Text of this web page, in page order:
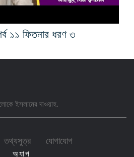
১১ ফিতনার ধরণ ৩
ইসলামের দাওয়াহ.
তথ্যসুত্র যোগাযোগ
অ্যাপ